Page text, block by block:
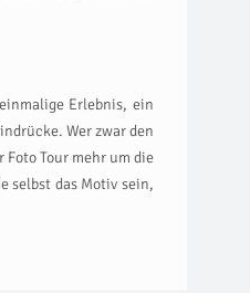
Erlebnis, ein
Wer zwar den
Foto Tour mehr um die
selbst das Motiv sein,